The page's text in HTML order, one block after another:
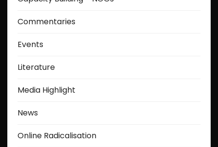
Commentaries
Events
Literature
Media Highlight
News
Online Radicalisation